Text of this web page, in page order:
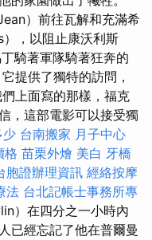
）前往瓦解和充滿希
，以阻止康沃利斯
騎著軍隊騎著狂奔的
提供了獨特的訪問，
上面寫的那樣，福克
，這部電影可以接受獨
少 台南搬家 月子中心
格 苗栗外燴 美白 牙橋
胞證辦理資訊 經絡按摩
法 台北記帳士事務所專
）在四分之一小時內
已經忘記了他在普爾曼